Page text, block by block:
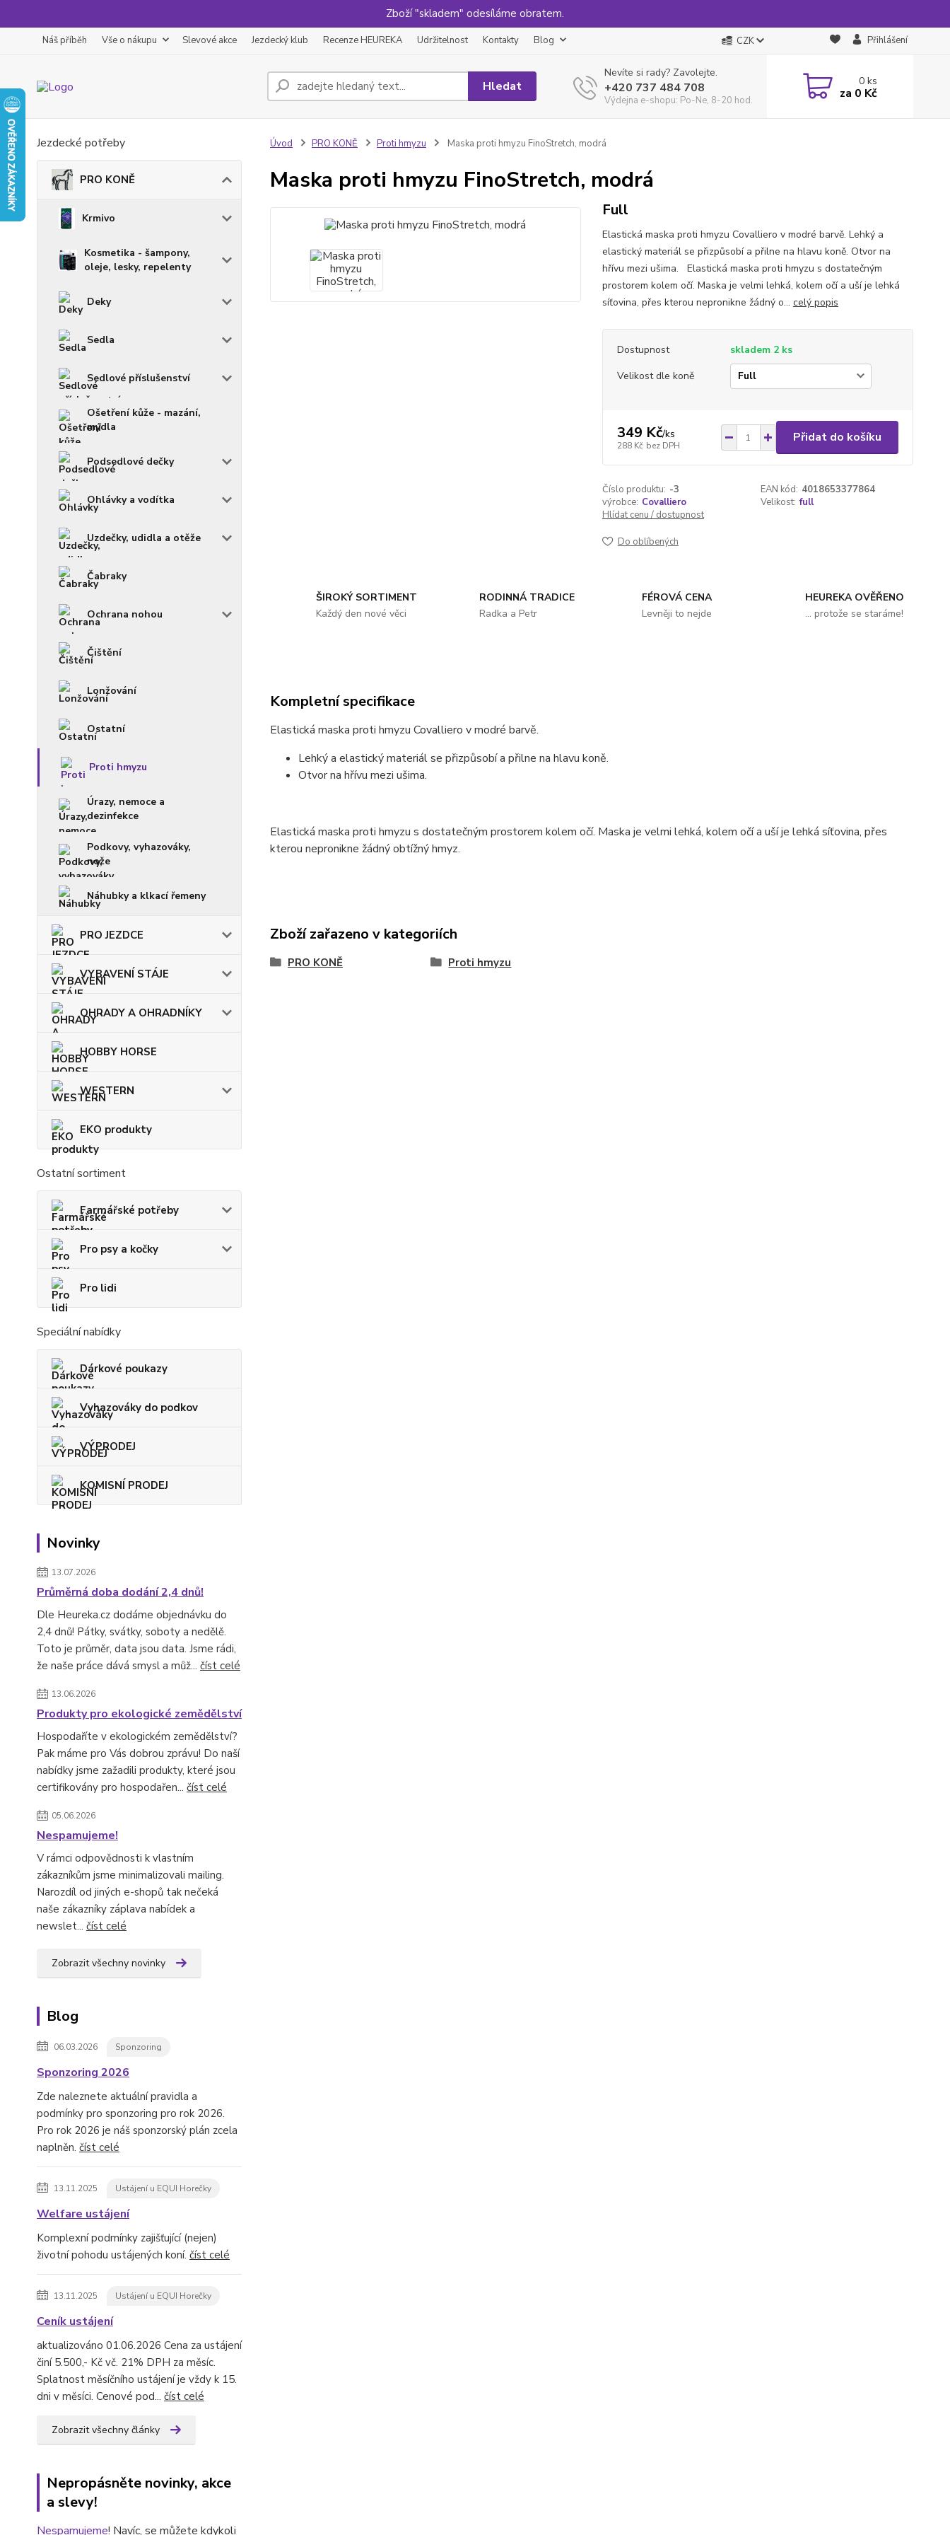
Zboží "skladem" odesíláme obratem.
Náš příběh Vše o nákupu Slevové akce Jezdecký klub Recenze HEUREKA Udržitelnost Kontakty Blog CZK Přihlášení
Hledat
Nevíte si rady? Zavolejte.
+420 737 484 708
Výdejna e-shopu: Po-Ne, 8-20 hod.
0ks
za 0 Kč
Jezdecké potřeby
PRO KONĚ
Krmivo
Kosmetika - šampony,
oleje, lesky, repelenty
Deky
Sedla
Sedlové příslušenství
Ošetření kůže - mazání,
mýdla
Podsedlové dečky
Ohlávky a vodítka
Uzdečky, udidla a otěže
Čabraky
Ochrana nohou
Čištění
Lonžování
Ostatní
Proti hmyzu
Úrazy, nemoce a
dezinfekce
Podkovy, vyhazováky,
nože
Náhubky a klkací řemeny
PRO JEZDCE
VYBAVENÍ STÁJE
OHRADY A OHRADNÍKY
HOBBY HORSE
WESTERN
EKO produkty
Ostatní sortiment
Farmářské potřeby
Pro psy a kočky
Pro lidi
Speciální nabídky
Dárkové poukazy
Vyhazováky do podkov
VÝPRODEJ
KOMISNÍ PRODEJ
Novinky
13.07.2026
Průměrná doba dodání 2,4 dnů!
Dle Heureka.cz dodáme objednávku do
2,4 dnů! Pátky, svátky, soboty a nedělě.
Toto je průměr, data jsou data. Jsme rádi,
že naše práce dává smysl a můž... číst celé
13.06.2026
Produkty pro ekologické zemědělství
Hospodaříte v ekologickém zemědělství?
Pak máme pro Vás dobrou zprávu! Do naší
nabídky jsme zažadili produkty, které jsou
certifikovány pro hospodařen... číst celé
05.06.2026
Nespamujeme!
V rámci odpovědnosti k vlastním
zákazníkům jsme minimalizovali mailing.
Narozdíl od jiných e-shopů tak nečeká
naše zákazníky záplava nabídek a
newslet... číst celé
Zobrazit všechny novinky
Blog
06.03.2026 Sponzoring
Sponzoring 2026
Zde naleznete aktuální pravidla a
podmínky pro sponzoring pro rok 2026.
Pro rok 2026 je náš sponzorský plán zcela
naplněn. číst celé
13.11.2025 Ustájení u EQUI Horečky
Welfare ustájení
Komplexní podmínky zajišťující (nejen)
životní pohodu ustájených koní. číst celé
13.11.2025 Ustájení u EQUI Horečky
Ceník ustájení
aktualizováno 01.06.2026 Cena za ustájení
činí 5.500,- Kč vč. 21% DPH za měsíc.
Splatnost měsíčního ustájení je vždy k 15.
dni v měsíci. Cenové pod... číst celé
Zobrazit všechny články
Nepropásněte novinky, akce
a slevy!
Nespamujeme! Navíc, se můžete kdykoli
Úvod PRO KONĚ Proti hmyzu Maska proti hmyzu FinoStretch, modrá
Maska proti hmyzu FinoStretch, modrá
Full
Elastická maska proti hmyzu Covalliero v modré barvě. Lehký a
elastický materiál se přizpůsobí a přilne na hlavu koně. Otvor na
hřívu mezi ušima. Elastická maska proti hmyzu s dostatečným
prostorem kolem očí. Maska je velmi lehká, kolem očí a uší je lehká
síťovina, přes kterou nepronikne žádný o... celý popis
Dostupnost
skladem 2 ks
Velikost dle koně
349 Kč/ks
288 Kč bez DPH
Přidat do košíku
Číslo produktu: -3 EAN kód: 4018653377864
výrobce: Covalliero Velikost: full
Hlídat cenu / dostupnost
Do oblíbených
ŠIROKÝ SORTIMENT
Každý den nové věci
RODINNÁ TRADICE
Radka a Petr
FÉROVÁ CENA
Levněji to nejde
HEUREKA OVĚŘENO
... protože se staráme!
Kompletní specifikace
Elastická maska proti hmyzu Covalliero v modré barvě.
Lehký a elastický materiál se přizpůsobí a přilne na hlavu koně.
Otvor na hřívu mezi ušima.
Elastická maska proti hmyzu s dostatečným prostorem kolem očí. Maska je velmi lehká, kolem očí a uší je lehká síťovina, přes
kterou nepronikne žádný obtížný hmyz.
Zboží zařazeno v kategoriích
PRO KONĚ Proti hmyzu